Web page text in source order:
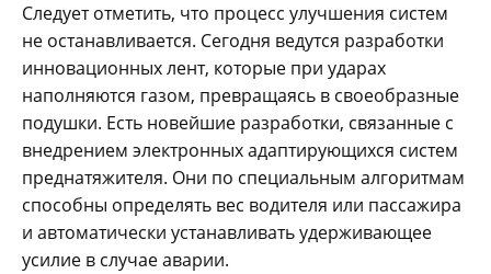
Следует отметить, что процесс улучшения систем
не останавливается. Сегодня ведутся разработки
инновационных лент, которые при ударах
наполняются газом, превращаясь в своеобразные
подушки. Есть новейшие разработки, связанные с
внедрением электронных адаптирующихся систем
преднатяжителя. Они по специальным алгоритмам
способны определять вес водителя или пассажира
и автоматически устанавливать удерживающее
усилие в случае аварии.